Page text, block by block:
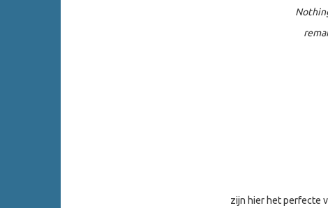
zijn hier het perfecte